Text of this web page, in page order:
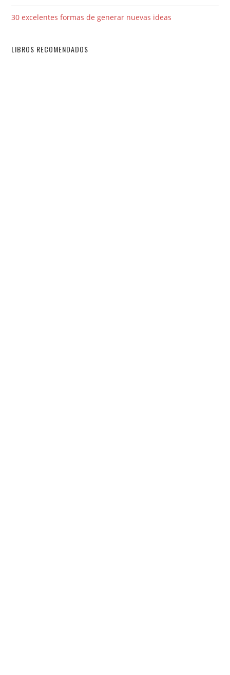
30 excelentes formas de generar nuevas ideas
LIBROS RECOMENDADOS